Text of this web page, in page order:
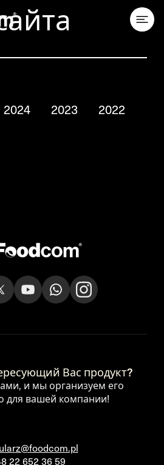
2024 2023 2022
Вас продукт?
и мы организуем его
для вашей компании!
22 652 36 59